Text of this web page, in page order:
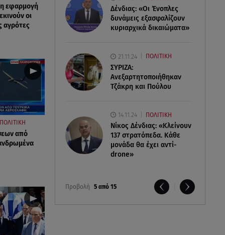
Δένδιας: «Οι Ένοπλες
δυνάμεις εξασφαλίζουν
κυριαρχικά δικαιώματα»
21.11.24 ΠΟΛΙΤΙΚΗ
ΣΥΡΙΖΑ:
Ανεξαρτητοποιήθηκαν
Τζάκρη και Πούλου
14.11.24 ΠΟΛΙΤΙΚΗ
Νίκος Δένδιας: «Κλείνουν
137 στρατόπεδα. Kάθε
μονάδα θα έχει αντί-
drone»
Προβολή 5 από 15
εφαρμογή
οι
αγρότες
ΠΟΛΙΤΙΚΗ
από